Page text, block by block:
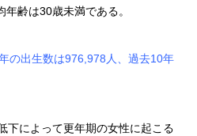
齢は30歳未満である。
出生数は976,978人、過去10年
によって更年期の女性に起こる